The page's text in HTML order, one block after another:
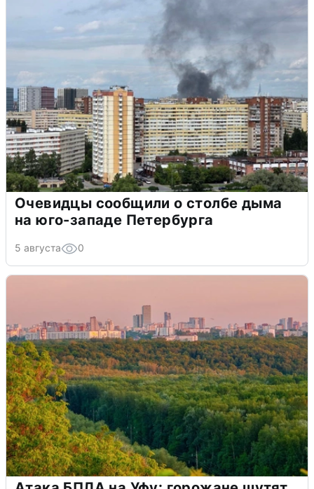
Очевидцы сообщили о столбе дыма
на юго-западе Петербурга
5 августа 0